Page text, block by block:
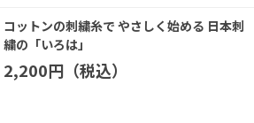
コットンの刺繍糸で やさしく始める 日本刺
繍の「いろは」
2,200円（税込）